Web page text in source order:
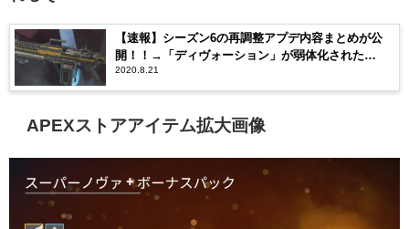
【速報】シーズン6の再調整アプデ内容まとめが公
開！！→「ディヴォーション」が弱体化された
ぞ！！
2020.8.21
APEXストアアイテム拡大画像